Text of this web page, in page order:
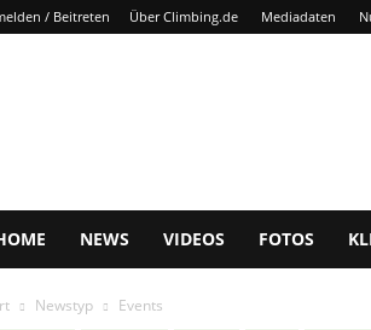
/ Beitreten Über Climbing.de Mediadaten
NEWS VIDEOS FOTOS
Newstyp Events